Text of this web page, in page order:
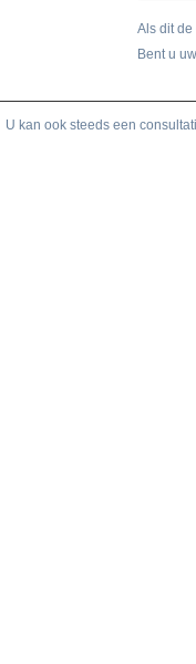
Als dit de
Bent u
U kan ook steeds een